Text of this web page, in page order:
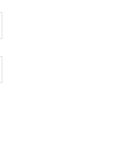
:*
: